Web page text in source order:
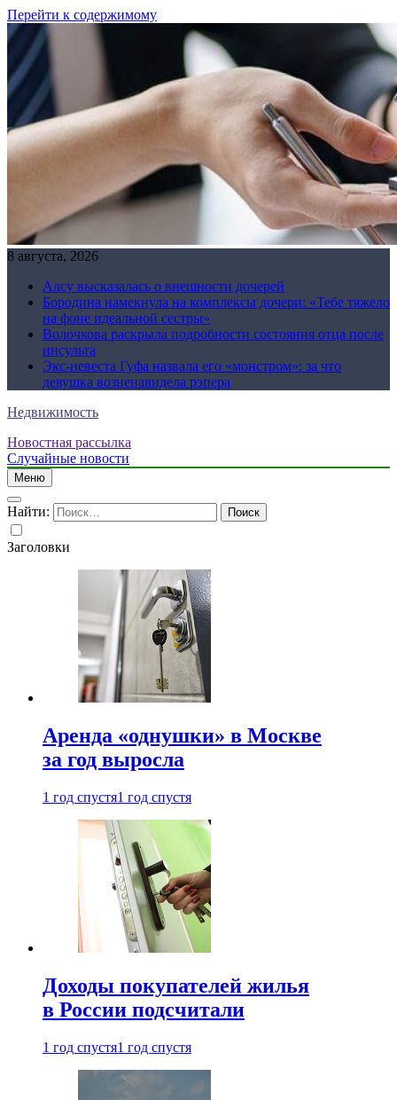
Перейти к содержимому
8 августа, 2026
Алсу высказалась о внешности дочерей
Бородина намекнула на комплексы дочери: «Тебе тяжело
на фоне идеальной сестры»
Волочкова раскрыла подробности состояния отца после
инсульта
Экс-невеста Гуфа назвала его «монстром»: за что
девушка возненавидела рэпера
Недвижимость
Новостная рассылка
Случайные новости
Меню
Найти:
Заголовки
Аренда «однушки» в Москве
за год выросла
1 год спустя1 год спустя
Доходы покупателей жилья
в России подсчитали
1 год спустя1 год спустя